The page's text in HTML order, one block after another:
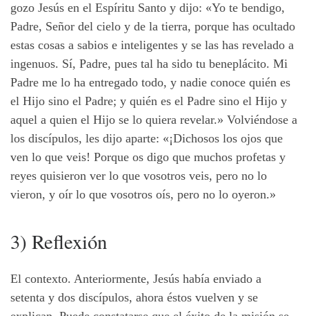
gozo Jesús en el Espíritu Santo y dijo: «Yo te bendigo,
Padre, Señor del cielo y de la tierra, porque has ocultado
estas cosas a sabios e inteligentes y se las has revelado a
ingenuos. Sí, Padre, pues tal ha sido tu beneplácito. Mi
Padre me lo ha entregado todo, y nadie conoce quién es
el Hijo sino el Padre; y quién es el Padre sino el Hijo y
aquel a quien el Hijo se lo quiera revelar.» Volviéndose a
los discípulos, les dijo aparte: «¡Dichosos los ojos que
ven lo que veis! Porque os digo que muchos profetas y
reyes quisieron ver lo que vosotros veis, pero no lo
vieron, y oír lo que vosotros oís, pero no lo oyeron.»
3) Reflexión
El contexto. Anteriormente, Jesús había enviado a
setenta y dos discípulos, ahora éstos vuelven y se